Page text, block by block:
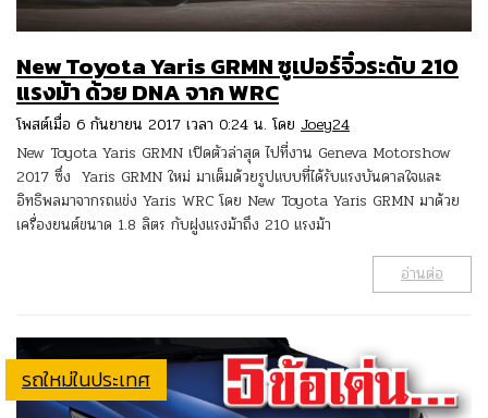
New Toyota Yaris GRMN ซูเปอร์จิ๋วระดับ 210
แรงม้า ด้วย DNA จาก WRC
โพสต์เมื่อ 6 กันยายน 2017 เวลา 0:24 น. โดย Joey24
New Toyota Yaris GRMN เปิดตัวล่าสุด ไปที่งาน Geneva Motorshow
2017 ซึ่ง Yaris GRMN ใหม่ มาเต็มด้วยรูปแบบที่ได้รับแรงบันดาลใจและ
อิทธิพลมาจากรถแข่ง Yaris WRC โดย New Toyota Yaris GRMN มาด้วย
เครื่องยนต์ขนาด 1.8 ลิตร กับฝูงแรงม้าถึง 210 แรงม้า
อ่านต่อ
รถใหม่ในประเทศ